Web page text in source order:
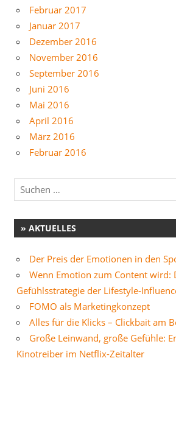
Februar 2017
Januar 2017
Dezember 2016
November 2016
September 2016
Juni 2016
Mai 2016
April 2016
März 2016
Februar 2016
» AKTUELLES
Der Preis der Emotionen in den
Wenn Emotion zum Content wird:
Gefühlsstrategie der Lifestyle-
FOMO als Marketingkonzept
Alles für die Klicks – Clickbait am
Große Leinwand, große Gefühle:
Kinotreiber im Netflix-Zeitalter